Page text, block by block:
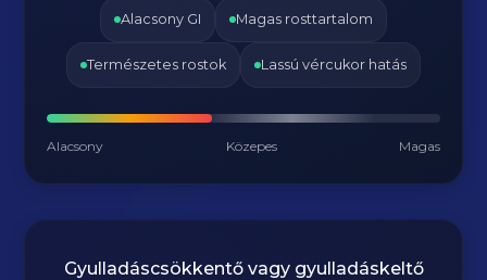
Alacsony GI Magas rosttartalom
Természetes rostok Lassú vércukor hatás
Alacsony Közepes Magas
Gyulladáscsökkentő vagy gyulladáskeltő